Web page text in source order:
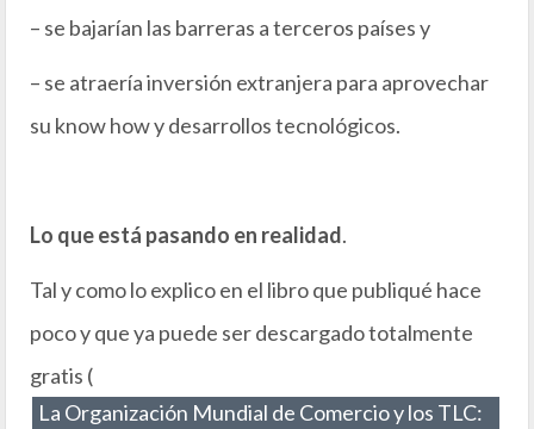
– se bajarían las barreras a terceros países y
– se atraería inversión extranjera para aprovechar
su know how y desarrollos tecnológicos.
Lo que está pasando en realidad.
Tal y como lo explico en el libro que publiqué hace
poco y que ya puede ser descargado totalmente
gratis (
La Organización Mundial de Comercio y los TLC: